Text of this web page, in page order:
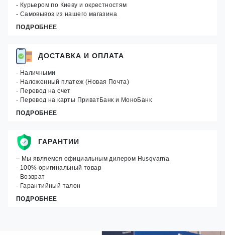
- Курьером по Киеву и окрестностям
- Самовывоз из нашего магазина
ПОДРОБНЕЕ
ДОСТАВКА И ОПЛАТА
- Наличными
- Наложенный платеж (Новая Почта)
- Перевод на счет
- Перевод на карты ПриватБанк и МоноБанк
ПОДРОБНЕЕ
ГАРАНТИИ
– Мы являемся официальным дилером Husqvarna
- 100% оригинальный товар
- Возврат
- Гарантийный талон
ПОДРОБНЕЕ